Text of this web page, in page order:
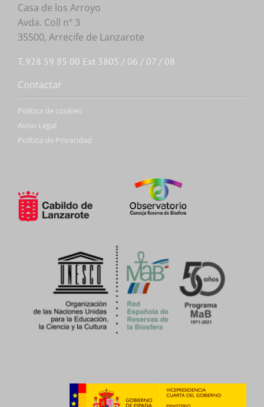
Casa de los Arroyo
Avda. Coll nº 3
35500, Arrecife de Lanzarote
T. 928 59 85 00 Ext 3805 / 06 / 07 / 08
Contactar
Politica de cookies
Aviso Legal
Política de Privacidad